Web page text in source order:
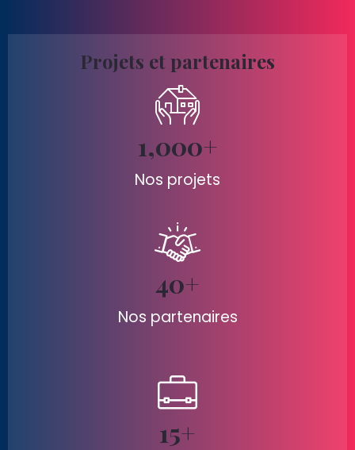
Projets et partenaires
Nos projets
1,000+
Nos partenaires
40+
15+